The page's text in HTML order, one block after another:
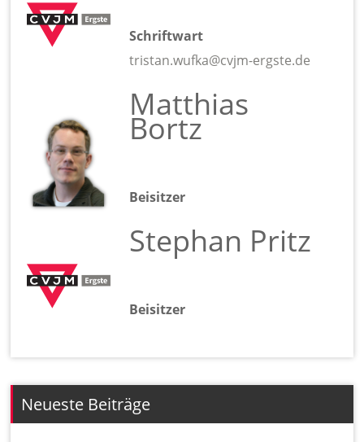
Schriftwart
tristan.wufka@cvjm-ergste.de
Matthias
Bortz
Beisitzer
Stephan Pritz
Beisitzer
Neueste Beiträge